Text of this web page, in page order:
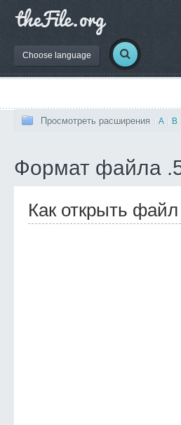
Choose language
Просмотреть расширения A B
Формат файла
Как открыть